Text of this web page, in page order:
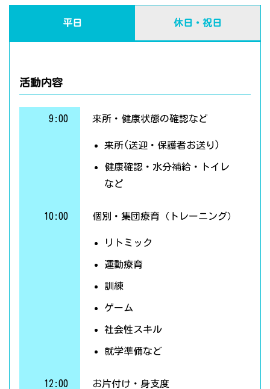
平日 休日・祝日
活動内容
9:00 来所・健康状態の確認など
来所(送迎・保護者お送り)
健康確認・水分補給・トイレ
など
10:00 個別・集団療育（トレーニング）
リトミック
運動療育
訓練
ゲーム
社会性スキル
就学準備など
12:00 お片付け・身支度